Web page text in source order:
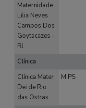
Maternidade
Lilia Neves
Campos Dos
Goytacazes -
RJ
Clínica
Clínica Mater
Dei de Rio
das Ostras
M PS